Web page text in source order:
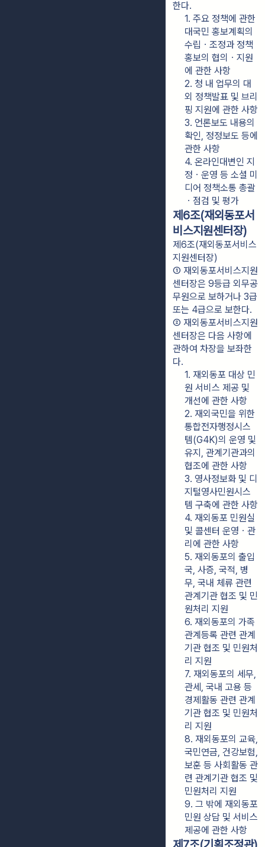
한다.
1. 주요 정책에 관한
대국민 홍보계획의
수립ㆍ조정과 정책
홍보의 협의ㆍ지원
에 관한 사항
2. 청 내 업무의 대
외 정책발표 및 브리
핑 지원에 관한 사항
3. 언론보도 내용의
확인, 정정보도 등에
관한 사항
4. 온라인대변인 지
정ㆍ운영 등 소셜 미
디어 정책소통 총괄
ㆍ점검 및 평가
제6조(재외동포서
비스지원센터장)
제6조(재외동포서비스
지원센터장)
① 재외동포서비스지원
센터장은 9등급 외무공
무원으로 보하거나 3급
또는 4급으로 보한다.
② 재외동포서비스지원
센터장은 다음 사항에
관하여 차장을 보좌한
다.
1. 재외동포 대상 민
원 서비스 제공 및
개선에 관한 사항
2. 재외국민을 위한
통합전자행정시스
템(G4K)의 운영 및
유지, 관계기관과의
협조에 관한 사항
3. 영사정보화 및 디
지털영사민원시스
템 구축에 관한 사항
4. 재외동포 민원실
및 콜센터 운영ㆍ관
리에 관한 사항
5. 재외동포의 출입
국, 사증, 국적, 병
무, 국내 체류 관련
관계기관 협조 및 민
원처리 지원
6. 재외동포의 가족
관계등록 관련 관계
기관 협조 및 민원처
리 지원
7. 재외동포의 세무,
관세, 국내 고용 등
경제활동 관련 관계
기관 협조 및 민원처
리 지원
8. 재외동포의 교육,
국민연금, 건강보험,
보훈 등 사회활동 관
련 관계기관 협조 및
민원처리 지원
9. 그 밖에 재외동포
민원 상담 및 서비스
제공에 관한 사항